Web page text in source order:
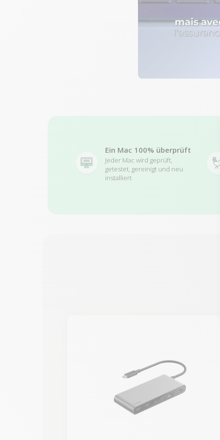
Ein Mac 100% überprüft
Jeder Mac wird geprüft,
getestet, gereinigt und neu
installiert